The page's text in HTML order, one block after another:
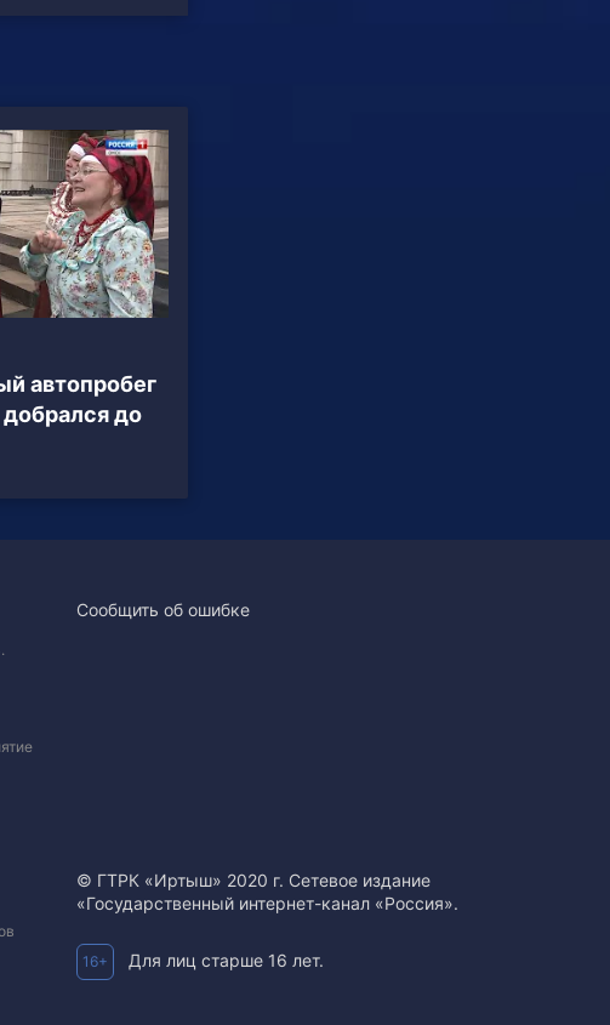
автопробег
до
Сообщить об ошибке
© ГТРК «Иртыш» 2020 г. Сетевое издание
«Государственный интернет-канал «Россия».
16+ Для лиц старше 16 лет.